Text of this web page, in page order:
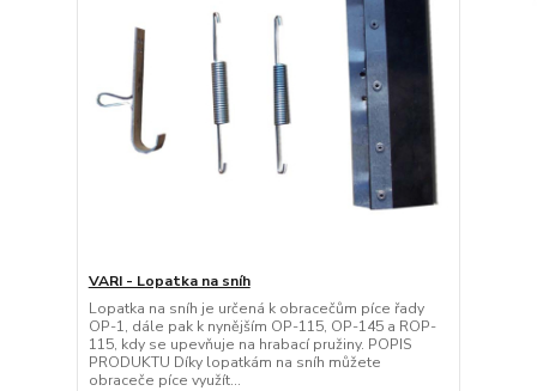
VARI - Lopatka na sníh
Lopatka na sníh je určená k obracečům píce řady
OP-1, dále pak k nynějším OP-115, OP-145 a ROP-
115, kdy se upevňuje na hrabací pružiny. POPIS
PRODUKTU Díky lopatkám na sníh můžete
obraceče píce využít...